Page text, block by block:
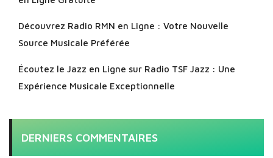
Découvrez Radio RMN en Ligne : Votre Nouvelle
Source Musicale Préférée
Écoutez le Jazz en Ligne sur Radio TSF Jazz : Une
Expérience Musicale Exceptionnelle
DERNIERS COMMENTAIRES